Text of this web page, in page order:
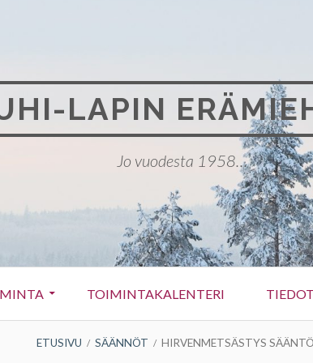
LAPIN
Jo vuodesta 1958…
TOIMINTAKALENTERI
ETUSIVU SÄÄNNÖT HIRVENMETSÄSTYS SÄÄNTÖ